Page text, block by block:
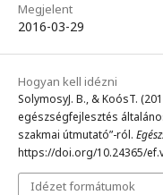
Megjelent
2016-03-29
Hogyan kell idézni
SolymosyJ. B., & KoósT.
egészségfejlesztés
szakmai útmutató”-ról.
https://doi.org/10.24365/
Idézet formátumok